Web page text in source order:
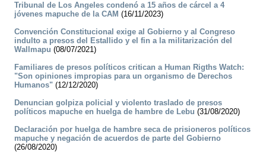
Tribunal de Los Angeles condenó a 15 años de cárcel a 4
jóvenes mapuche de la CAM (16/11/2023)
Convención Constitucional exige al Gobierno y al Congreso
indulto a presos del Estallido y el fin a la militarización del
Wallmapu (08/07/2021)
Familiares de presos políticos critican a Human Rigths Watch:
"Son opiniones impropias para un organismo de Derechos
Humanos" (12/12/2020)
Denuncian golpiza policial y violento traslado de presos
políticos mapuche en huelga de hambre de Lebu (31/08/2020)
Declaración por huelga de hambre seca de prisioneros políticos
mapuche y negación de acuerdos de parte del Gobierno
(26/08/2020)